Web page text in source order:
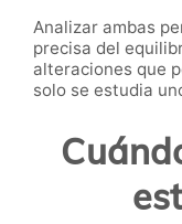
Analizar ambas
precisa del
alteraciones que
solo se estudia